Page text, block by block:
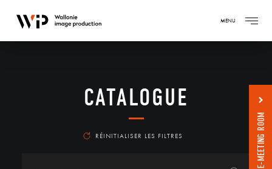
MENU
CATALOGUE
RÉINITIALISER LES FILTRES E-MEETING ROOM